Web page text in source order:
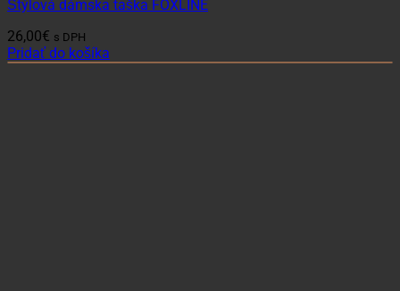
Štýlová dámska taška FOXLINE
26,00€ s DPH
Pridať do košíka